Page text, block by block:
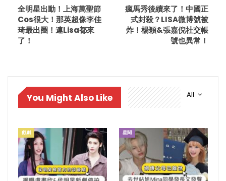
全明星出動！上海萬聖節
Cos很大！那英超像李佳
琦最出圈！連Lisa都來
了！
瘋馬秀後續來了！中國正
式封殺？LISA微博號被
炸！楊穎&張嘉倪社交帳
號也異常！
All
You Might Also Like
戲劇 星聞